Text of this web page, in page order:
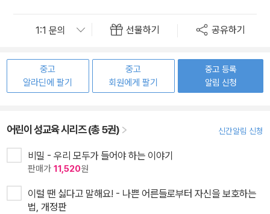
선물하기 공유하기
중고
알라딘에 팔기
중고
회원에게 팔기
중고 등록
알림 신청
어린이 성교육 시리즈 (총 5권) 신간알림 신청
비밀 - 우리 모두가 들어야 하는 이야기
판매가 11,520원
이럴 땐 싫다고 말해요! - 나쁜 어른들로부터 자신을 보호하는
법, 개정판